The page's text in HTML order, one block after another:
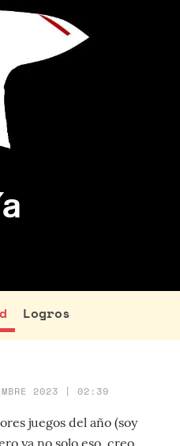
Logros
2023 | 02:39
juegos del año (soy
ya no solo eso, creo